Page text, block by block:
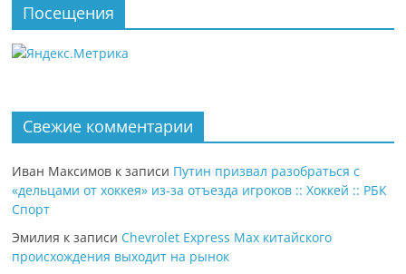
Посещения
Свежие комментарии
Иван Максимов к записи Путин призвал разобраться с
«дельцами от хоккея» из-за отъезда игроков :: Хоккей :: РБК
Спорт
Эмилия к записи Chevrolet Express Max китайского
происхождения выходит на рынок